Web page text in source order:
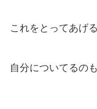
これをとってあげ
自分についてるの